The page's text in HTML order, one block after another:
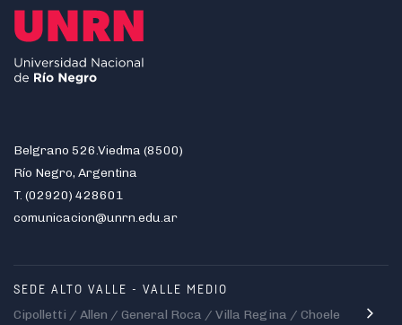
Belgrano 526.Viedma (8500)
Río Negro, Argentina
T. (02920) 428601
comunicacion@unrn.edu.ar
SEDE ALTO VALLE - VALLE MEDIO
Cipolletti / Allen / General Roca / Villa Regina / Choele